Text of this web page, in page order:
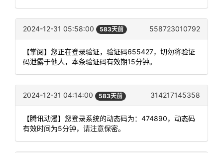
2024-12-31 05:58:00 583天前 558723010792
【掌阅】您正在登录验证，验证码655427，切勿将验证
码泄露于他人，本条验证码有效期15分钟。
2024-12-31 04:14:00 583天前 314217145358
【腾讯动漫】您登录系统的动态码为：474890，动态码
有效时间为5分钟，请注意保密。